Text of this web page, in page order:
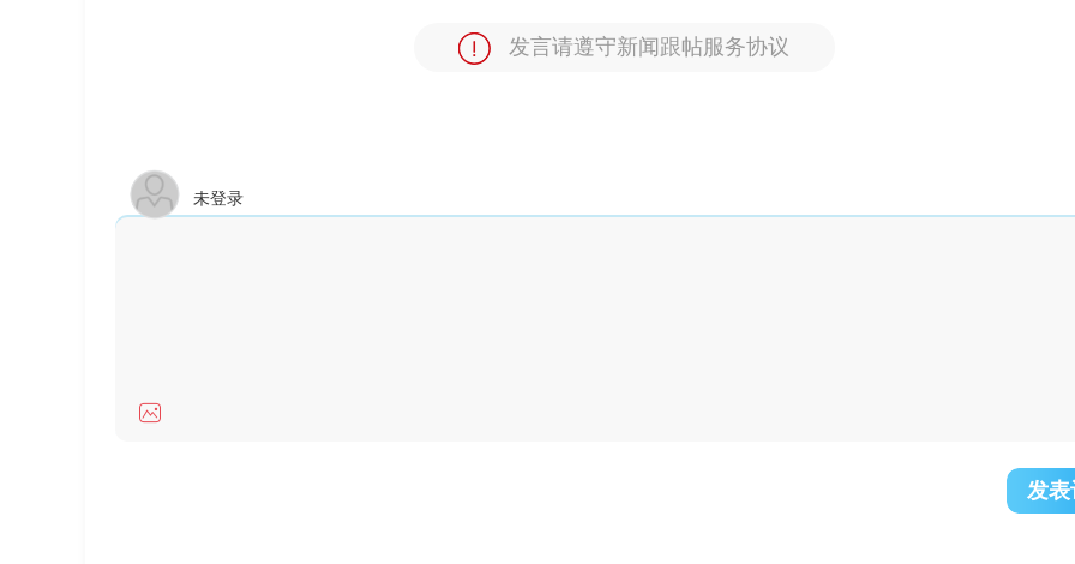
发言请遵守新闻跟帖服务协议
未登录
发表